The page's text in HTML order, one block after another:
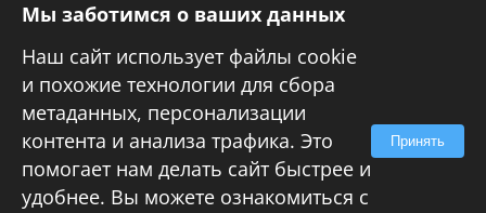
Реклама
© 2009- 2026ЗАПИСКИ IT СПЕЦИАЛИСТА. Все
права защищены.Правила перепечатки
Мы заботимся о ваших данных
Наш сайт использует файлы cookie
и похожие технологии для сбора
метаданных, персонализации
контента и анализа трафика. Это
помогает нам делать сайт быстрее и
удобнее. Вы можете ознакомиться с
Принять